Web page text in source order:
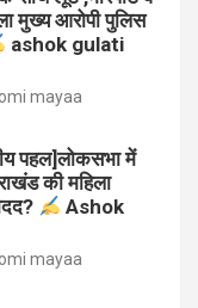
मुख्य आरोपी पुलिस
ashok gulati
mayaa
पहल]लोकसभा में
की महिला
Ashok
mayaa